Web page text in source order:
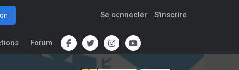
Se connecter S'inscrire
Forum